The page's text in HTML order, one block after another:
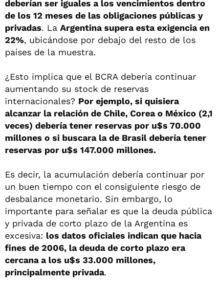
deberían ser iguales a los vencimientos dentro
de los 12 meses de las obligaciones públicas y
privadas. La Argentina supera esta exigencia en
22%, ubicándose por debajo del resto de los
países de la muestra.
¿Esto implica que el BCRA debería continuar
aumentando su stock de reservas
internacionales? Por ejemplo, si quisiera
alcanzar la relación de Chile, Corea o México (2,1
veces) debería tener reservas por u$s 70.000
millones o si buscara la de Brasil debería tener
reservas por u$s 147.000 millones.
Es decir, la acumulación debería continuar por
un buen tiempo con el consiguiente riesgo de
desbalance monetario. Sin embargo, lo
importante para señalar es que la deuda pública
y privada de corto plazo de la Argentina es
excesiva: los datos oficiales indican que hacia
fines de 2006, la deuda de corto plazo era
cercana a los u$s 33.000 millones,
principalmente privada.